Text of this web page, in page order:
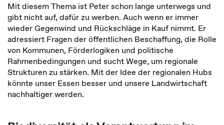
Mit diesem Thema ist Peter schon lange unterwegs und
gibt nicht auf, dafür zu werben. Auch wenn er immer
wieder Gegenwind und Rückschläge in Kauf nimmt. Er
adressiert Fragen der öffentlichen Beschaffung, die Rolle
von Kommunen, Förderlogiken und politische
Rahmenbedingungen und sucht Wege, um regionale
Strukturen zu stärken. Mit der Idee der regionalen Hubs
könnte unser Essen besser und unsere Landwirtschaft
nachhaltiger werden.